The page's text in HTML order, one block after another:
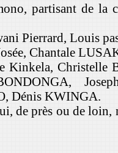
partisant de la
Louis
Chantale
Christelle
Dénis KWINGA.
de près ou de loin,